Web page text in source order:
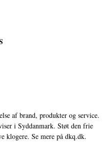
af brand, produkter og service.
i Syddanmark. Støt den frie
klogere. Se mere på dkq.dk.